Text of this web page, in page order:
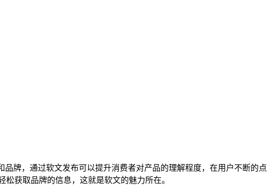
牌，通过软文发布可以提升消费者对产品的理解程度，在用户不断的点
获取品牌的信息，这就是软文的魅力所在。